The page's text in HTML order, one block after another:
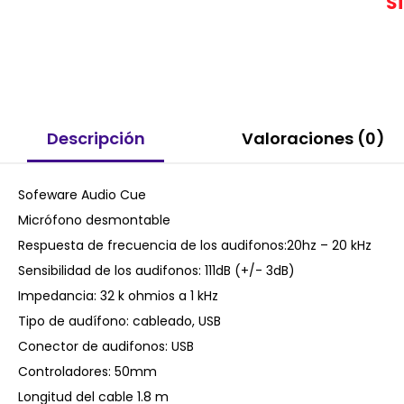
Descripción Valoraciones (0)
Sofeware Audio Cue
Micrófono desmontable
Respuesta de frecuencia de los audifonos:20hz – 20 kHz
Sensibilidad de los audifonos: 111dB (+/- 3dB)
Impedancia: 32 k ohmios a 1 kHz
Tipo de audífono: cableado, USB
Conector de audifonos: USB
Controladores: 50mm
Longitud del cable 1.8 m